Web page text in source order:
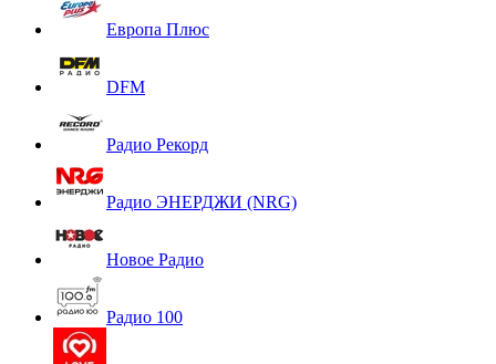
Европа Плюс
DFM
Радио Рекорд
Радио ЭНЕРДЖИ (NRG)
Новое Радио
Радио 100